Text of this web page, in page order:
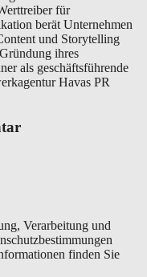
für
berät Unternehmen
und Storytelling
ihres
als geschäftsführende
Havas PR
Verarbeitung und
finden Sie